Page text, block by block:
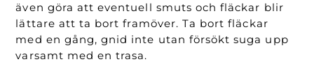
även göra att eventuell smuts och fläckar blir
lättare att ta bort framöver. Ta bort fläckar
med en gång, gnid inte utan försökt suga upp
varsamt med en trasa.